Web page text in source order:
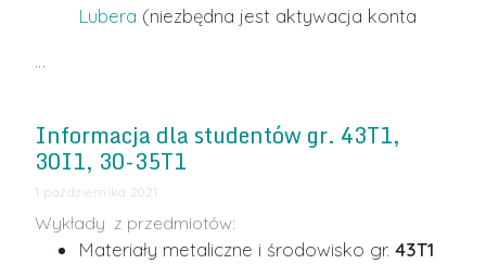
Lubera (niezbędna jest aktywacja konta
…
Informacja dla studentów gr. 43T1,
30I1, 30-35T1
1 października 2021
Wykłady z przedmiotów:
Materiały metaliczne i środowisko gr.43T1